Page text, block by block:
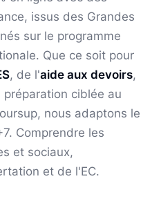
issus des Grandes
sur le programme
Que ce soit pour
, de l'aide aux devoirs,
préparation ciblée au
nous adaptons le
. Comprendre les
et sociaux,
et de l'EC.